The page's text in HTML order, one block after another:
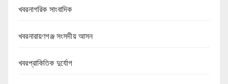
খবরনাগরিক সাংবাদিক
খবরনারায়ণগঞ্জ সংসদীয় আসন
খবরপ্রাকিতিক দুর্যোগ